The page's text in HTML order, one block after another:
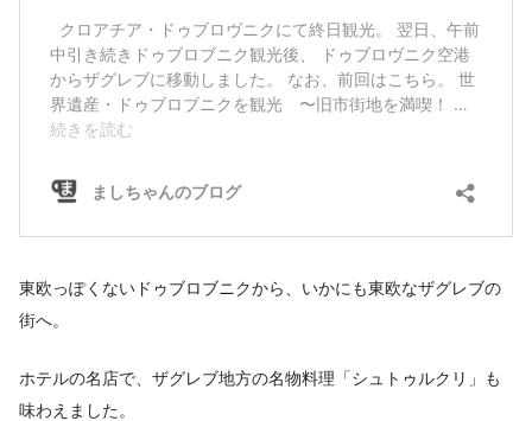
東欧っぽくないドゥブロブニクから、いかにも東欧なザグレブの
街へ。
ホテルの名店で、ザグレブ地方の名物料理「シュトゥルクリ」も
味わえました。